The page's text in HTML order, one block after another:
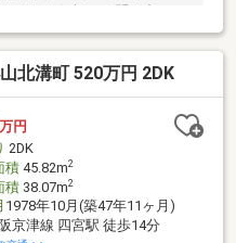
タッフ在籍、宅地建物取引
りますのでご安心ください。
北溝町 520万円 2DK
万円
2DK
積45.82m2
積38.07m2
1978年10月(築47年11ヶ月)
京津線 四宮駅 徒歩14分